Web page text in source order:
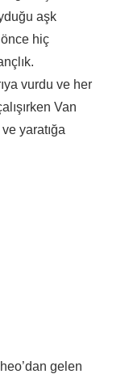
aşk
önce hiç
vurdu ve her
Van
yaratığa
gelen